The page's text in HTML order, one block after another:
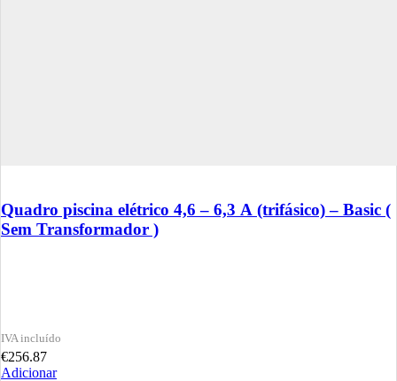
Quadro piscina elétrico 4,6 – 6,3 A (trifásico) – Basic (
Sem Transformador )
€256.87
Adicionar